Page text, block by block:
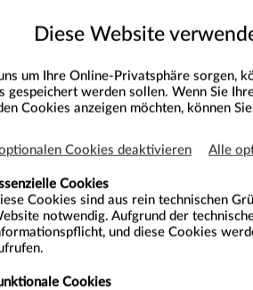
100,00€
der Entspannung oder gemeinsame
Erlebnisbad mit Sauna oder für eine
Diese Website
um Ihre Online-Privatsphäre sorgen,
gespeichert werden sollen. Wenn Sie
Cookies anzeigen möchten, können
Cookies deaktivieren Alle
Cookies
Cookies sind aus rein technischen
notwendig. Aufgrund der
und diese Cookies
Cookies